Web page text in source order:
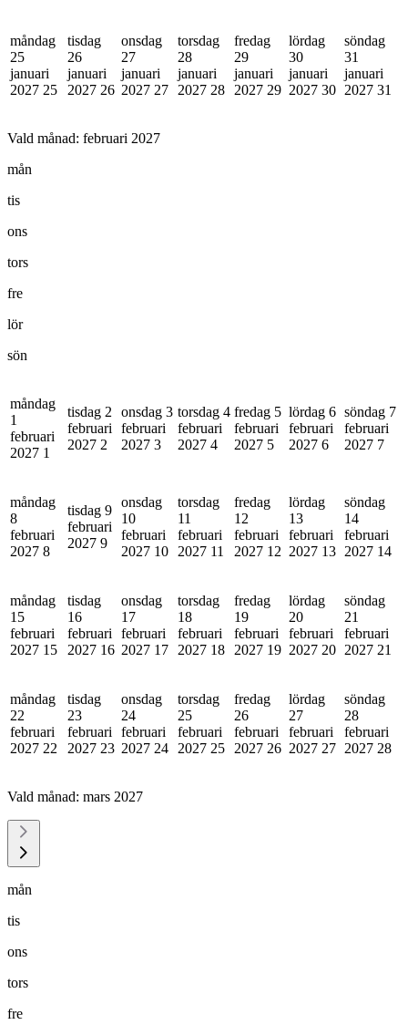
måndag
25
januari
2027 25
tisdag
26
januari
2027 26
onsdag
27
januari
2027 27
torsdag
28
januari
2027 28
fredag
29
januari
2027 29
lördag
30
januari
2027 30
söndag
31
januari
2027 31
Vald månad: februari 2027
mån
tis
ons
tors
fre
lör
sön
måndag
1
februari
2027 1
tisdag 2
februari
2027 2
onsdag 3
februari
2027 3
torsdag 4
februari
2027 4
fredag 5
februari
2027 5
lördag 6
februari
2027 6
söndag 7
februari
2027 7
måndag
8
februari
2027 8
tisdag 9
februari
2027 9
onsdag
10
februari
2027 10
torsdag
11
februari
2027 11
fredag
12
februari
2027 12
lördag
13
februari
2027 13
söndag
14
februari
2027 14
måndag
15
februari
2027 15
tisdag
16
februari
2027 16
onsdag
17
februari
2027 17
torsdag
18
februari
2027 18
fredag
19
februari
2027 19
lördag
20
februari
2027 20
söndag
21
februari
2027 21
måndag
22
februari
2027 22
tisdag
23
februari
2027 23
onsdag
24
februari
2027 24
torsdag
25
februari
2027 25
fredag
26
februari
2027 26
lördag
27
februari
2027 27
söndag
28
februari
2027 28
Vald månad: mars 2027
mån
tis
ons
tors
fre